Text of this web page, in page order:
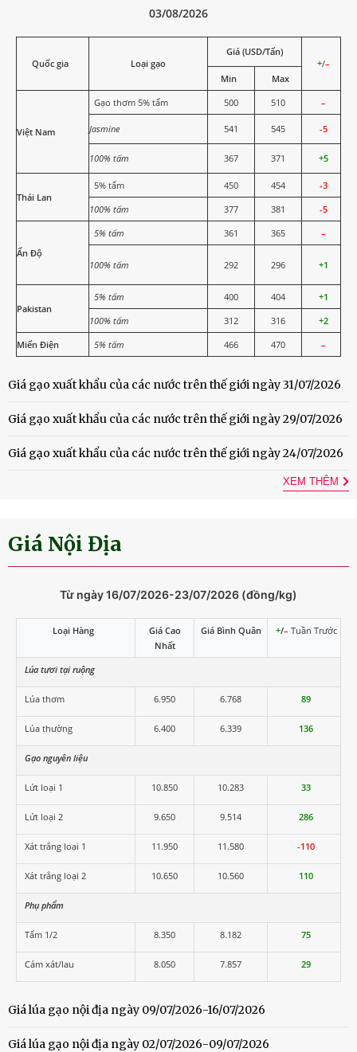
03/08/2026
Quốc gia Loại gạo
Giá (USD/Tấn)
+/–
Min
Max
Việt Nam
Gạo thơm 5% tấm 500 510 –
Jasmine 541 545 -5
100% tấm 367 371 +5
Thái Lan
5% tấm 450 454
-3
100% tấm
377 381 -5
Ấn Độ
5% tấm 361 365 –
100% tấm 292 296 +1
Pakistan
5% tấm 400 404
+1
100% tấm
312 316
+2
Miến Điện
5% tấm 466 470 –
Giá gạo xuất khẩu của các nước trên thế giới ngày 31/07/2026
Giá gạo xuất khẩu của các nước trên thế giới ngày 29/07/2026
Giá gạo xuất khẩu của các nước trên thế giới ngày 24/07/2026
XEM THÊM
Giá Nội Địa
Từ ngày 16/07/2026-23/07/2026 (đồng/kg)
Loại Hàng
Giá Cao
Nhất
Giá Bình Quân +/– Tuần Trước
Lúa tươi tại ruộng
Lúa thơm 6.950 6.768 89
Lúa thường 6.400 6.339 136
Gạo nguyên liệu
Lứt loại 1 10.850 10.283 33
Lứt loại 2 9.650 9.514 286
Xát trắng loại 1 11.950 11.580 -110
Xát trắng loại 2 10.650 10.560 110
Phụ phẩm
Tấm 1/2 8.350 8.182 75
Cám xát/lau 8.050 7.857 29
Giá lúa gạo nội địa ngày 09/07/2026-16/07/2026
Giá lúa gạo nội địa ngày 02/07/2026-09/07/2026